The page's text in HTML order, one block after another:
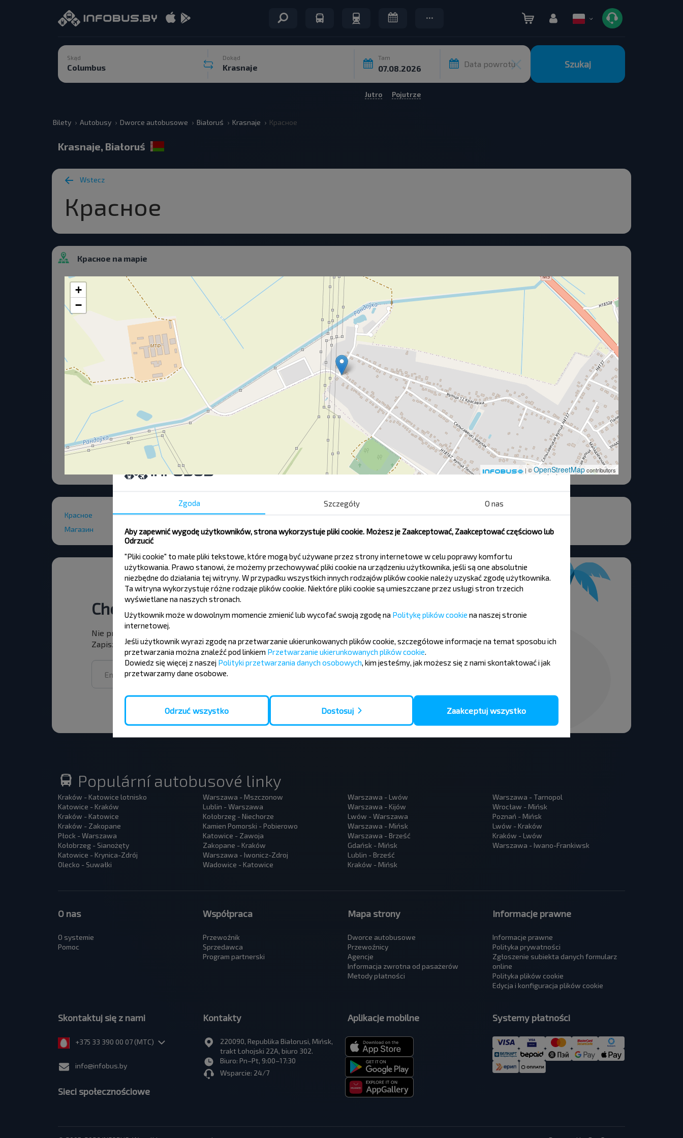
Skąd Dokąd Tam
Data powrotu Szukaj
Jutro Pojutrze
Bilety Autobusy Dworce autobusowe Białoruś Krasnaje Красное
Krasnaje, Białoruś
Wstecz
Красное
Красное na mapie
+
−
| ©OpenStreetMapcontributors
Красное
Магазин
Церковь
Школа
Chcesz podróżować taniej?
Nie przegap promocji, zniżek i innych ciekawych ofert od serwisu INFOBUS.
Zapisz się do newslettera i podróżuj z nami jeszcze taniej!
Populární autobusové linky
Kraków - Katowice lotnisko
Katowice - Kraków
Kraków - Katowice
Kraków - Zakopane
Płock - Warszawa
Kołobrzeg - Sianożęty
Katowice - Krynica-Zdrój
Olecko - Suwałki
Warszawa - Mszczonow
Lublin - Warszawa
Kołobrzeg - Niechorze
Kamien Pomorski - Pobierowo
Katowice - Zawoja
Zakopane - Kraków
Warszawa - Iwonicz-Zdroj
Wadowice - Katowice
Warszawa - Lwów
Warszawa - Kijów
Lwów - Warszawa
Warszawa - Mińsk
Warszawa - Brześć
Gdańsk - Mińsk
Lublin - Brześć
Kraków - Mińsk
Warszawa - Tarnopol
Wrocław - Mińsk
Poznań - Mińsk
Lwów - Kraków
Kraków - Lwów
Warszawa - Iwano-Frankiwsk
O nas
O systemie
Pomoc
Współpraca
Przewoźnik
Sprzedawca
Program partnerski
Mapa strony
Dworce autobusowe
Przewoźnicy
Agencje
Informacja zwrotna od pasażerów
Metody płatności
Informacje prawne
Informacje prawne
Polityka prywatności
Zgłoszenie subiekta danych formularz
online
Polityka plików cookie
Edycja i konfiguracja plików cookie
Skontaktuj się z nami
+375 33 390 00 07 (МТС)
info@infobus.by
Sieci społecznościowe
Kontakty
220090, Republika Białorusi, Mińsk,
trakt Łohojski 22A, biuro 302.
Biuro: Pn–Pt, 9:00–17:30
Wsparcie: 24/7
Aplikacje mobilne Systemy płatności
Zgoda Szczegóły O nas
Aby zapewnić wygodę użytkowników, strona wykorzystuje pliki cookie. Możesz je Zaakceptować, Zaakceptować częściowo lub
Odrzucić
"Pliki cookie" to małe pliki tekstowe, które mogą być używane przez strony internetowe w celu poprawy komfortu
użytkowania. Prawo stanowi, że możemy przechowywać pliki cookie na urządzeniu użytkownika, jeśli są one absolutnie
niezbędne do działania tej witryny. W przypadku wszystkich innych rodzajów plików cookie należy uzyskać zgodę użytkownika.
Ta witryna wykorzystuje różne rodzaje plików cookie. Niektóre pliki cookie są umieszczane przez usługi stron trzecich
wyświetlane na naszych stronach.
Użytkownik może w dowolnym momencie zmienić lub wycofać swoją zgodę na Politykę plików cookie na naszej stronie
internetowej
Jeśli użytkownik wyrazi zgodę na przetwarzanie ukierunkowanych plików cookie, szczegółowe informacje na temat sposobu ich
przetwarzania można znaleźć pod linkiem Przetwarzanie ukierunkowanych plików cookie
Dowiedz się więcej z naszej Polityki przetwarzania danych osobowych , kim jesteśmy, jak możesz się z nami skontaktować i jak
przetwarzamy dane osobowe.
Odrzuć wszystko Dostosuj Zaakceptuj wszystko